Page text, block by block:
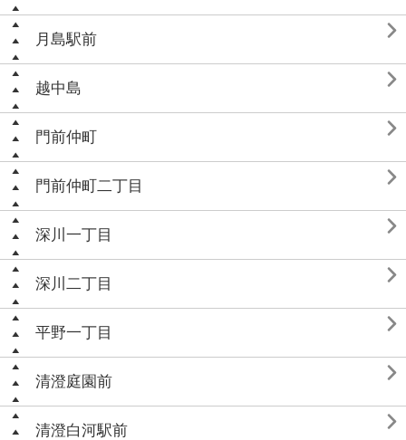
月島駅前 
越中島 
門前仲町 
門前仲町二丁目 
深川一丁目 
深川二丁目 
平野一丁目 
清澄庭園前 
清澄白河駅前 